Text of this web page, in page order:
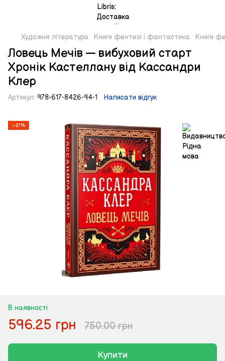
Художня література Книги фентезі і фантастика Книги
Ловець Мечів — вибуховий старт
Хронік Кастеллану від Кассандри
Клер
Артикул: 978-617-8426-94-1 Написати відгук
−21%
В наявності
596.25 грн 750.00 грн
Купити